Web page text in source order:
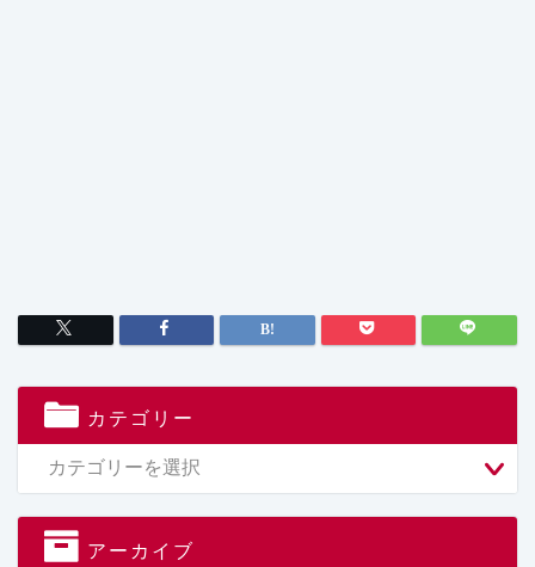
カテゴリー
アーカイブ